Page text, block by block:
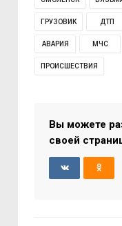
ГРУЗОВИК ДТП
АВАРИЯ МЧС
ПРОИСШЕСТВИЯ
Вы можете
своей